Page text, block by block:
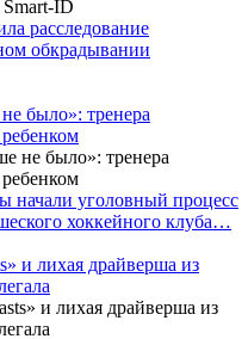
расследование
обкрадывании
было»: тренера
начали уголовный процесс
хоккейного клуба…
и лихая драйверша из